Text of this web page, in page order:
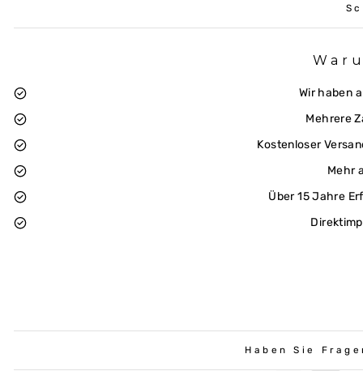
Wir haben
Mehrere
Kostenloser
Mehr
Über 15 Jahre
Haben Sie